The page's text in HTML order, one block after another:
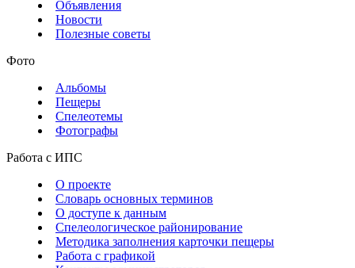
Объявления
Новости
Полезные советы
Фото
Альбомы
Пещеры
Спелеотемы
Фотографы
Работа с ИПС
О проекте
Словарь основных терминов
О доступе к данным
Спелеологическое районирование
Методика заполнения карточки пещеры
Работа с графикой